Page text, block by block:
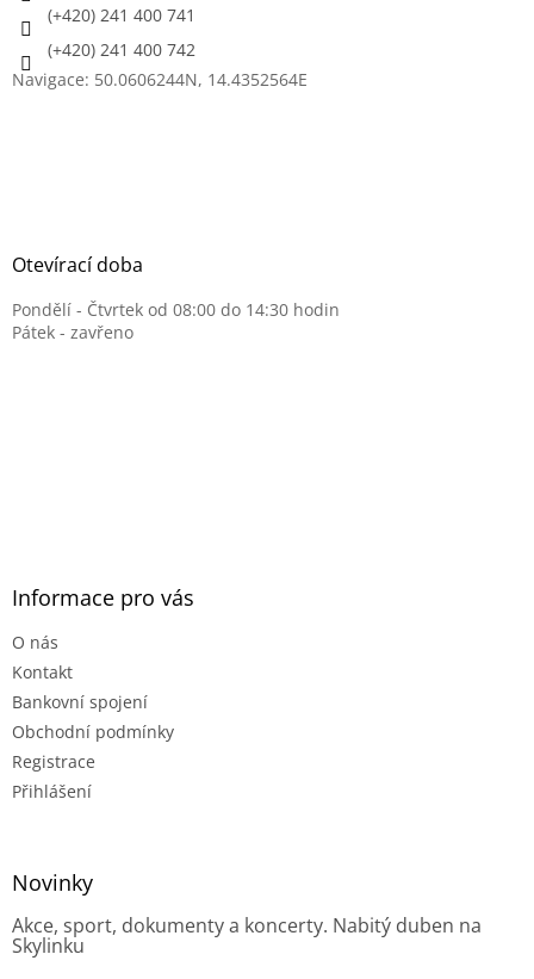
(+420) 241 400 741
(+420) 241 400 742
Navigace: 50.0606244N, 14.4352564E
Otevírací doba
Pondělí - Čtvrtek od 08:00 do 14:30 hodin
Pátek - zavřeno
Informace pro vás
O nás
Kontakt
Bankovní spojení
Obchodní podmínky
Registrace
Přihlášení
Novinky
Akce, sport, dokumenty a koncerty. Nabitý duben na
Skylinku